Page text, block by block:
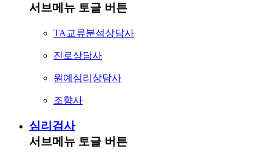
서브메뉴 토글 버튼
TA교류분석상담사
진로상담사
원예심리상담사
조향사
심리검사
서브메뉴 토글 버튼